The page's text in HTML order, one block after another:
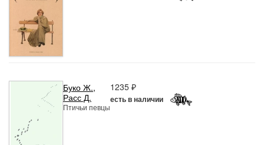
Буко Ж.,
Расс Д.
Птичьи певцы
1235 ₽
есть в наличии